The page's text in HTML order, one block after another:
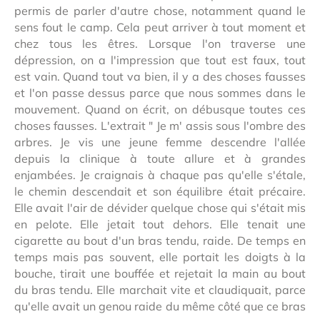
permis de parler d'autre chose, notamment quand le
sens fout le camp. Cela peut arriver à tout moment et
chez tous les êtres. Lorsque l'on traverse une
dépression, on a l'impression que tout est faux, tout
est vain. Quand tout va bien, il y a des choses fausses
et l'on passe dessus parce que nous sommes dans le
mouvement. Quand on écrit, on débusque toutes ces
choses fausses. L'extrait " Je m' assis sous l'ombre des
arbres. Je vis une jeune femme descendre l'allée
depuis la clinique à toute allure et à grandes
enjambées. Je craignais à chaque pas qu'elle s'étale,
le chemin descendait et son équilibre était précaire.
Elle avait l'air de dévider quelque chose qui s'était mis
en pelote. Elle jetait tout dehors. Elle tenait une
cigarette au bout d'un bras tendu, raide. De temps en
temps mais pas souvent, elle portait les doigts à la
bouche, tirait une bouffée et rejetait la main au bout
du bras tendu. Elle marchait vite et claudiquait, parce
qu'elle avait un genou raide du même côté que ce bras